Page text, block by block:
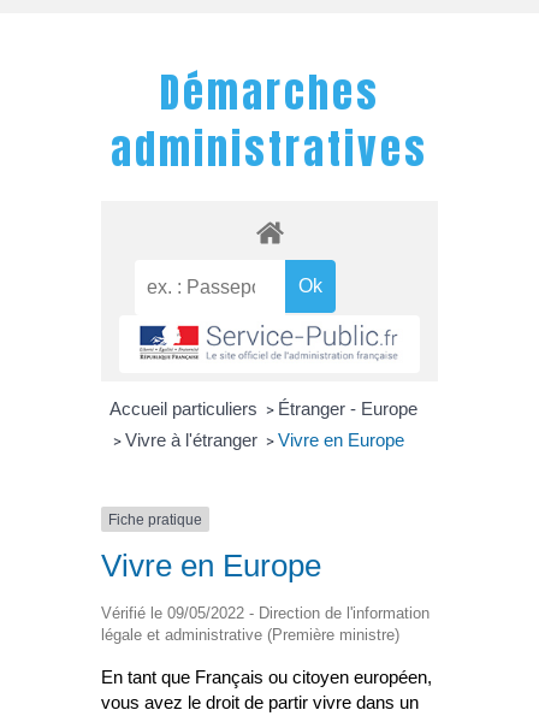
Démarches
administratives
Accueil particuliers > Étranger - Europe
> Vivre à l'étranger > Vivre en Europe
Fiche pratique
Vivre en Europe
Vérifié le 09/05/2022 - Direction de l'information
légale et administrative (Première ministre)
En tant que Français ou citoyen européen,
vous avez le droit de partir vivre dans un